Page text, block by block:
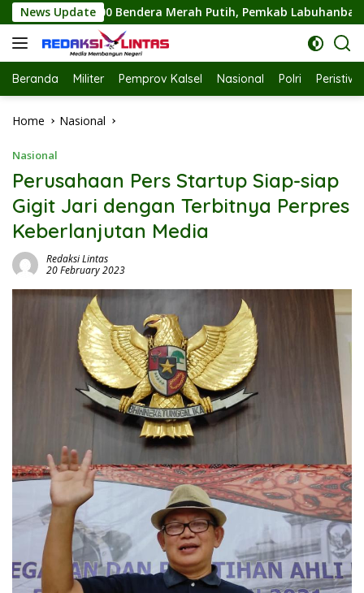
Skip
to
content
News Update
Pemkab Labuhanbatu Semarakkan HUT RI ke-81
Beranda Militer Pemprov Kalsel Nasional Polri
Home Nasional
Nasional
Perusahaan Pers Startup Siap-siap
Gigit Jari dengan Terbitnya Perpres
Keberlanjutan Media
Redaksi Lintas
20 February 2023